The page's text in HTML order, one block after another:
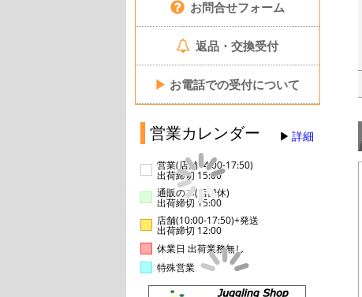
お問合せフォーム
返品・交換受付
▶ お電話での受付について
営業カレンダー 詳細
営業(店舗14:00-17:50)
出荷締切 15:00
通販のみ(店舗休)
出荷締切 15:00
店舗(10:00-17:50)+発送
出荷締切 12:00
休業日 出荷業務無し
特殊営業